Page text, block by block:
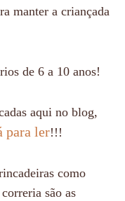
manter a criançada
de 6 a 10 anos!
aqui no blog,
para ler!!!
como
são as